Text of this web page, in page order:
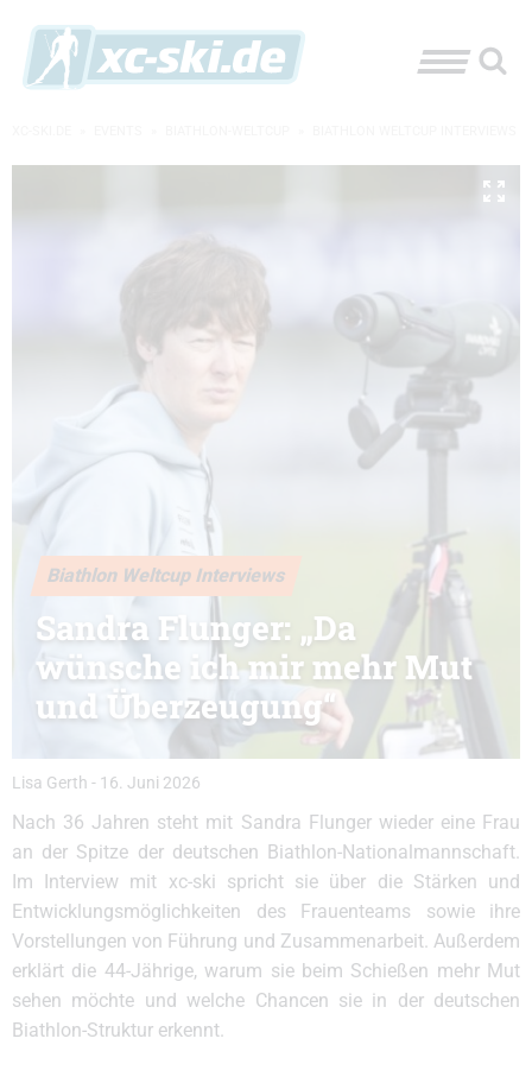
Biathlon Weltcup Interviews
Sandra Flunger: „Da
wünsche ich mir mehr Mut
und Überzeugung“
Lisa Gerth - 16. Juni 2026
Nach 36 Jahren steht mit Sandra Flunger wieder eine Frau
an der Spitze der deutschen Biathlon-Nationalmannschaft.
Im Interview mit xc-ski spricht sie über die Stärken und
Entwicklungsmöglichkeiten des Frauenteams sowie ihre
Vorstellungen von Führung und Zusammenarbeit. Außerdem
erklärt die 44-Jährige, warum sie beim Schießen mehr Mut
sehen möchte und welche Chancen sie in der deutschen
Biathlon-Struktur erkennt.